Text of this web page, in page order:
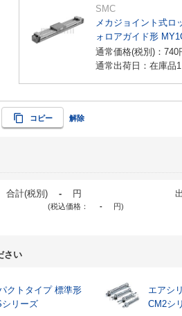
SMC
メカジョイント式ロ
ォロアガイド形
通常価格(税別)： 740
通常出荷日：在庫品1
コピー 解除
合計(税別) - 円
(税込価格： - 円)
さい
クトタイプ 標準形
リーズ
エアシ
CM2シ